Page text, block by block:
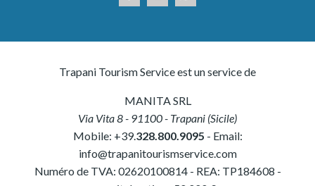
Trapani Tourism Service est un service de
MANITA SRL
Via Vita 8- 91100- Trapani (Sicile)
Mobile: +39.328.800.9095 - Email:
info@trapanitourismservice.com
Numéro de TVA: 02620100814- REA: TP184608 -